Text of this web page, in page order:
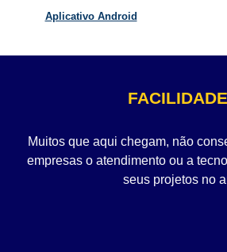
Aplicativo Android
FACILIDADE
Muitos que aqui chegam, não
empresas o atendimento ou a
seus projetos no